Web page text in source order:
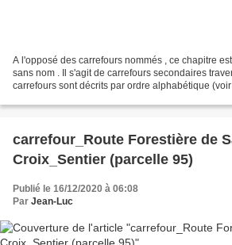
A l'opposé des carrefours nommés , ce chapitre
sans nom . Il s'agit de carrefours secondaires
carrefours sont décrits par ordre alphabétique
carrefour_Route Forestière de
Croix_Sentier (parcelle 95)
Publié le 16/12/2020 à 06:08
Par Jean-Luc